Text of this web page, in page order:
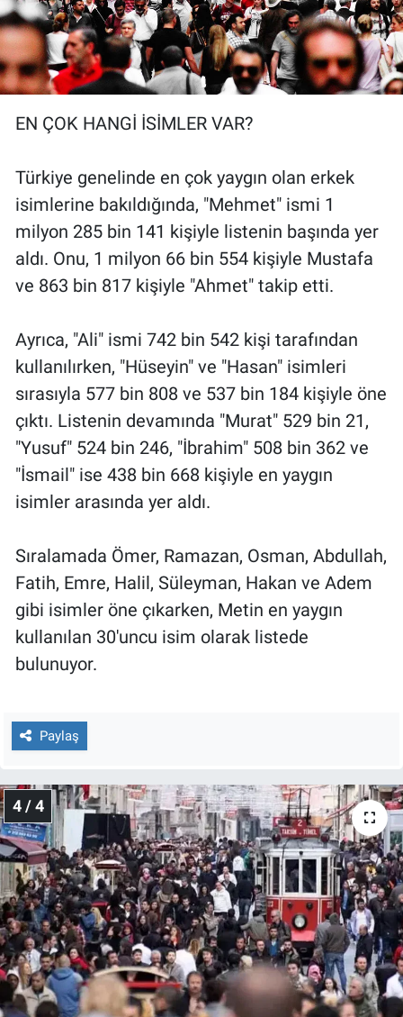
EN ÇOK HANGİ İSİMLER VAR?
Türkiye genelinde en çok yaygın olan erkek
isimlerine bakıldığında, "Mehmet" ismi 1
milyon 285 bin 141 kişiyle listenin başında yer
aldı. Onu, 1 milyon 66 bin 554 kişiyle Mustafa
ve 863 bin 817 kişiyle "Ahmet" takip etti.
Ayrıca, "Ali" ismi 742 bin 542 kişi tarafından
kullanılırken, "Hüseyin" ve "Hasan" isimleri
sırasıyla 577 bin 808 ve 537 bin 184 kişiyle öne
çıktı. Listenin devamında "Murat" 529 bin 21,
"Yusuf" 524 bin 246, "İbrahim" 508 bin 362 ve
"İsmail" ise 438 bin 668 kişiyle en yaygın
isimler arasında yer aldı.
Sıralamada Ömer, Ramazan, Osman, Abdullah,
Fatih, Emre, Halil, Süleyman, Hakan ve Adem
gibi isimler öne çıkarken, Metin en yaygın
kullanılan 30'uncu isim olarak listede
bulunuyor.
Paylaş
4 / 4